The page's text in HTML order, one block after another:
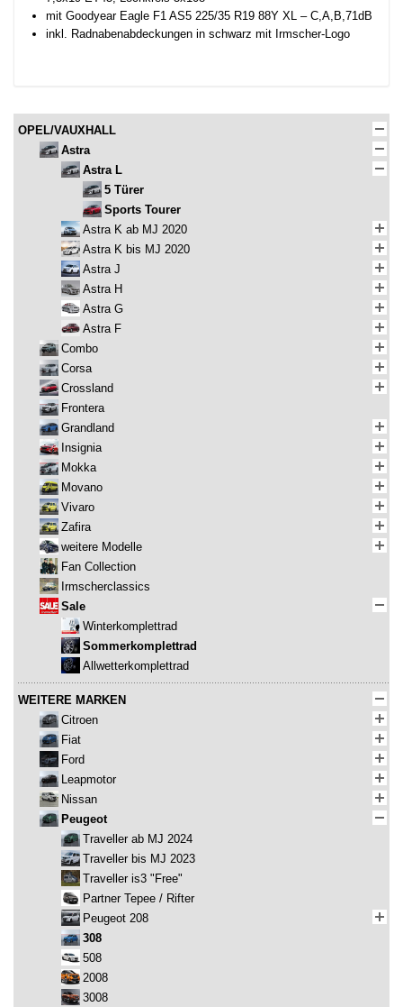
mit Goodyear Eagle F1 AS5 225/35 R19 88Y XL – C,A,B,71dB
inkl. Radnabenabdeckungen in schwarz mit Irmscher-Logo
OPEL/VAUXHALL
Astra
Astra L
5 Türer
Sports Tourer
Astra K ab MJ 2020
Astra K bis MJ 2020
Astra J
Astra H
Astra G
Astra F
Combo
Corsa
Crossland
Frontera
Grandland
Insignia
Mokka
Movano
Vivaro
Zafira
weitere Modelle
Fan Collection
Irmscherclassics
Sale
Winterkomplettrad
Sommerkomplettrad
Allwetterkomplettrad
WEITERE MARKEN
Citroen
Fiat
Ford
Leapmotor
Nissan
Peugeot
Traveller ab MJ 2024
Traveller bis MJ 2023
Traveller is3 "Free"
Partner Tepee / Rifter
Peugeot 208
308
508
2008
3008